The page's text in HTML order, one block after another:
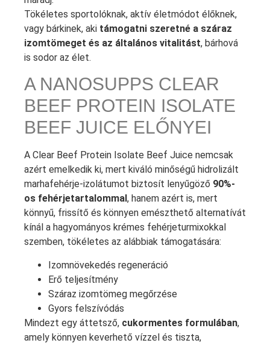
Tökéletes sportolóknak, aktív életmódot élőknek,
vagy bárkinek, aki támogatni szeretné a száraz
izomtömeget és az általános vitalitást, bárhová
is sodor az élet.
A NANOSUPPS CLEAR
BEEF PROTEIN ISOLATE
BEEF JUICE ELŐNYEI
A Clear Beef Protein Isolate Beef Juice nemcsak
azért emelkedik ki, mert kiváló minőségű hidrolizált
marhafehérje-izolátumot biztosít lenyűgöző 90%-
os fehérjetartalommal, hanem azért is, mert
könnyű, frissítő és könnyen emészthető alternatívát
kínál a hagyományos krémes fehérjeturmixokkal
szemben, tökéletes az alábbiak támogatására:
Izomnövekedés regeneráció
Erő teljesítmény
Száraz izomtömeg megőrzése
Gyors felszívódás
Mindezt egy áttetsző, cukormentes formulában,
amely könnyen keverhető vízzel és tiszta,